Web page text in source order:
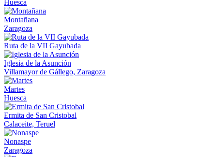
Huesca
Montañana
Zaragoza
Ruta de la VII Gayubada
Iglesia de la Asunción
Villamayor de Gállego, Zaragoza
Martes
Huesca
Ermita de San Cristobal
Calaceite, Teruel
Nonaspe
Zaragoza